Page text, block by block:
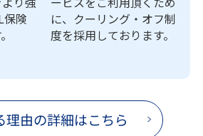
保険
に、クーリング・オフ制
度を採用しております。
理由の詳細はこちら